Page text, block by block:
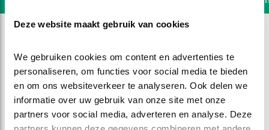
Deze website maakt gebruik van cookies
We gebruiken cookies om content en advertenties te
personaliseren, om functies voor social media te bieden
en om ons websiteverkeer te analyseren. Ook delen we
informatie over uw gebruik van onze site met onze
partners voor social media, adverteren en analyse. Deze